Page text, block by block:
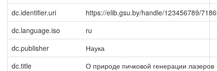
dc.identifier.uri
https://elib.gsu.by/handle/123456789/
dc.language.iso
ru
dc.publisher
Наука
dc.title
О природе пичковой генерации лазеров